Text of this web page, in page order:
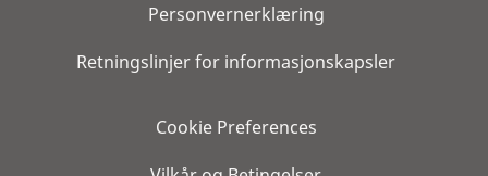
Personvernerklæring
Retningslinjer for informasjonskapsler
Cookie Preferences